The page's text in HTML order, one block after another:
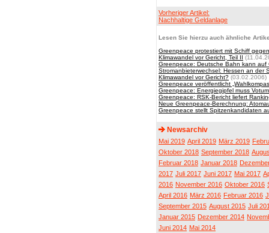
Vorheriger Artikel:
Nachhaltige Geldanlage
Lesen Sie hierzu auch ähnliche
Greenpeace protestiert mit Schiff
Klimawandel vor Gericht, Teil II
Greenpeace: Deutsche Bahn kann auf
Stromanbieterwechsel: Hessen an der
Klimawandel vor Gericht? (03.02.2006)
Greenpeace veröffentlicht
Greenpeace: Energiegipfel muss
Greenpeace: RSK-Bericht liefert
Neue Greenpeace-Berechnung:
Greenpeace stellt Spitzenkandidaten
Newsarchiv
Mai 2019 April 2019 März 2019
Oktober 2018 September 2018
Februar 2018 Januar 2018
2017 Juli 2017 Juni 2017 Mai 2017
2016 November 2016 Oktober 2016
April 2016 März 2016 Februar 2016
September 2015 August 2015 Juli
Januar 2015 Dezember 2014
Juni 2014 Mai 2014